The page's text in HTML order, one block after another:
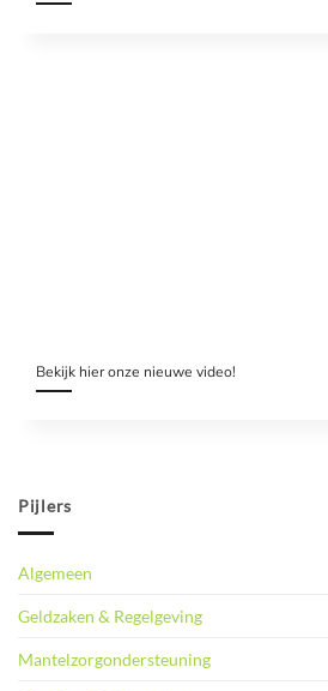
Pijlers
Algemeen
Geldzaken & Regelgeving
Mantelzorgondersteuning
Bekijk hier onze nieuwe video!